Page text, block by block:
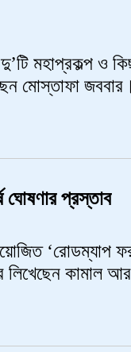
মহাপ্রকল্প ও
মোস্তাফা
ঘোষণার প্রস্তাব
‘রোডম্যাপ ফর
লিখেছেন কামাল